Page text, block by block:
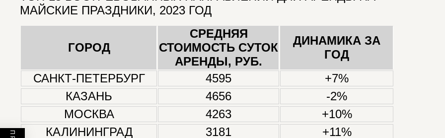
МАЙСКИЕ ПРАЗДНИКИ, 2023 ГОД
ГОРОД
СРЕДНЯЯ
СТОИМОСТЬ СУТОК
АРЕНДЫ, РУБ.
ДИНАМИКА ЗА
ГОД
САНКТ-ПЕТЕРБУРГ
4595
+7%
КАЗАНЬ
4656
-2%
МОСКВА
4263
+10%
КАЛИНИНГРАД
3181
+11%